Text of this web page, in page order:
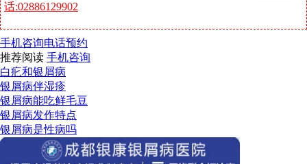
话:02886129902
手机咨询电话预约
推荐阅读 手机咨询
白疕和银屑病
银屑病伴湿疹
银屑病能吃鲜毛豆
银屑病发作特点
银屑病是性病吗